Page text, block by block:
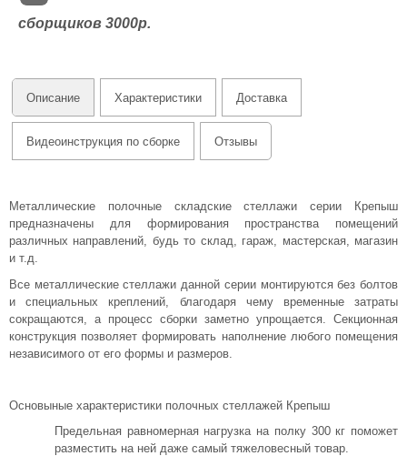
сборщиков 3000р.
Описание Характеристики Доставка
Видеоинструкция по сборке Отзывы
Металлические полочные складские стеллажи серии Крепыш
предназначены для формирования пространства помещений
различных направлений, будь то склад, гараж, мастерская, магазин
и т.д.
Все металлические стеллажи данной серии монтируются без болтов
и специальных креплений, благодаря чему временные затраты
сокращаются, а процесс сборки заметно упрощается. Секционная
конструкция позволяет формировать наполнение любого помещения
независимого от его формы и размеров.
Основыные характеристики полочных стеллажей Крепыш
Предельная равномерная нагрузка на полку 300 кг поможет
разместить на ней даже самый тяжеловесный товар.